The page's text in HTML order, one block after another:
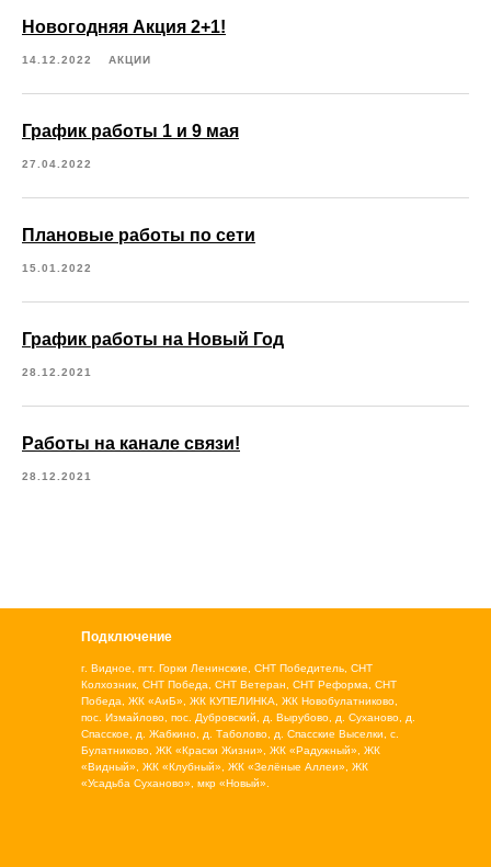
Новогодняя Акция 2+1!
14.12.2022 АКЦИИ
График работы 1 и 9 мая
27.04.2022
Плановые работы по сети
15.01.2022
График работы на Новый Год
28.12.2021
Работы на канале связи!
28.12.2021
Подключение
г. Видное, пгт. Горки Ленинские, СНТ Победитель, СНТ
Колхозник, СНТ Победа, СНТ Ветеран, СНТ Реформа, СНТ
Победа, ЖК «АиБ», ЖК КУПЕЛИНКА, ЖК Новобулатниково,
пос. Измайлово, пос. Дубровский, д. Вырубово, д. Суханово, д.
Спасское, д. Жабкино, д. Таболово, д. Спасские Выселки, с.
Булатниково, ЖК «Краски Жизни», ЖК «Радужный», ЖК
«Видный», ЖК «Клубный», ЖК «Зелёные Аллеи», ЖК
«Усадьба Суханово», мкр «Новый».